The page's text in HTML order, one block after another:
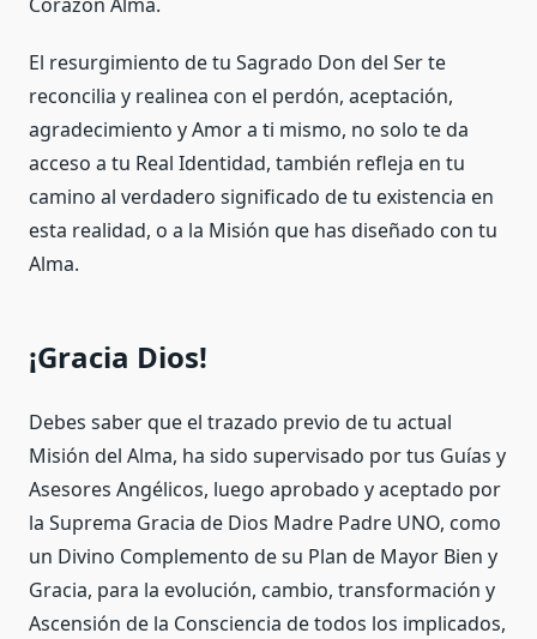
El resurgimiento de tu Sagrado Don del Ser te
reconcilia y realinea con el perdón, aceptación,
agradecimiento y Amor a ti mismo, no solo te da
acceso a tu Real Identidad, también refleja en tu
camino al verdadero significado de tu existencia en
esta realidad, o a la Misión que has diseñado con tu
Alma.
¡Gracia Dios!
Debes saber que el trazado previo de tu actual
Misión del Alma, ha sido supervisado por tus Guías y
Asesores Angélicos, luego aprobado y aceptado por
la Suprema Gracia de Dios Madre Padre UNO, como
un Divino Complemento de su Plan de Mayor Bien y
Gracia, para la evolución, cambio, transformación y
Ascensión de la Consciencia de todos los implicados,